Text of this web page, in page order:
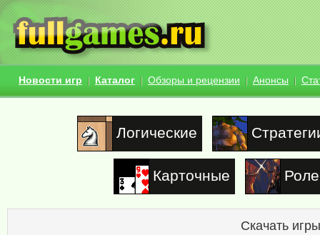
Новости игр Каталог Обзоры и рецензии Анонсы
Логические
Карточные
Скачать